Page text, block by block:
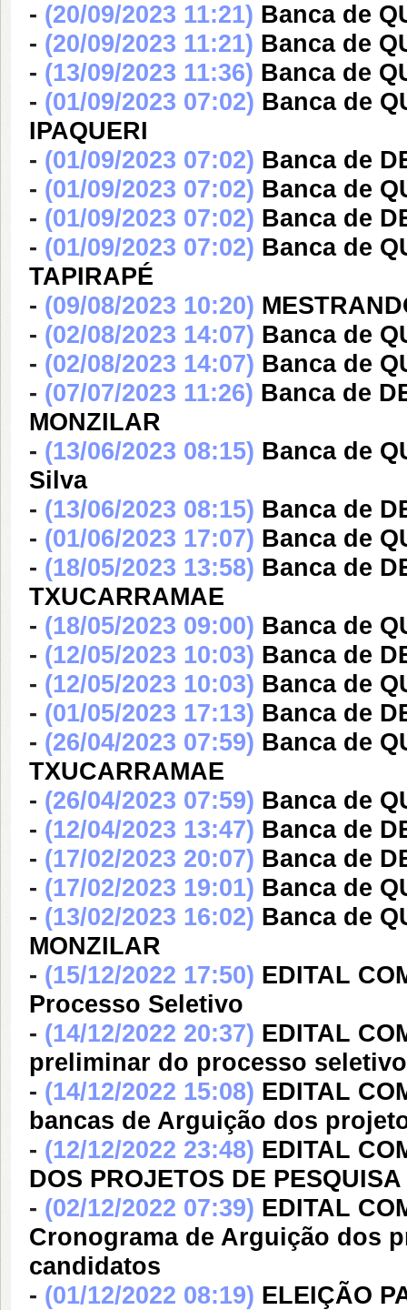
- (20/09/2023 11:21) Banca de
- (20/09/2023 11:21) Banca de
- (13/09/2023 11:36) Banca de
- (01/09/2023 07:02) Banca de
IPAQUERI
- (01/09/2023 07:02) Banca de
- (01/09/2023 07:02) Banca de
- (01/09/2023 07:02) Banca de
- (01/09/2023 07:02) Banca de
TAPIRAPÉ
- (09/08/2023 10:20)
- (02/08/2023 14:07) Banca de
- (02/08/2023 14:07) Banca de
- (07/07/2023 11:26) Banca de
MONZILAR
- (13/06/2023 08:15) Banca de
Silva
- (13/06/2023 08:15) Banca de
- (01/06/2023 17:07) Banca de
- (18/05/2023 13:58) Banca de
TXUCARRAMAE
- (18/05/2023 09:00) Banca de
- (12/05/2023 10:03) Banca de
- (12/05/2023 10:03) Banca de
- (01/05/2023 17:13) Banca de
- (26/04/2023 07:59) Banca de
TXUCARRAMAE
- (26/04/2023 07:59) Banca de
- (12/04/2023 13:47) Banca de
- (17/02/2023 20:07) Banca de
- (17/02/2023 19:01) Banca de
- (13/02/2023 16:02) Banca de
MONZILAR
- (15/12/2022 17:50) EDITAL
Processo Seletivo
- (14/12/2022 20:37) EDITAL
preliminar do processo seletivo
- (14/12/2022 15:08) EDITAL
bancas de Arguição dos
- (12/12/2022 23:48) EDITAL
DOS PROJETOS DE
- (02/12/2022 07:39) EDITAL
Cronograma de Arguição dos
candidatos
- (01/12/2022 08:19) ELEIÇÃO